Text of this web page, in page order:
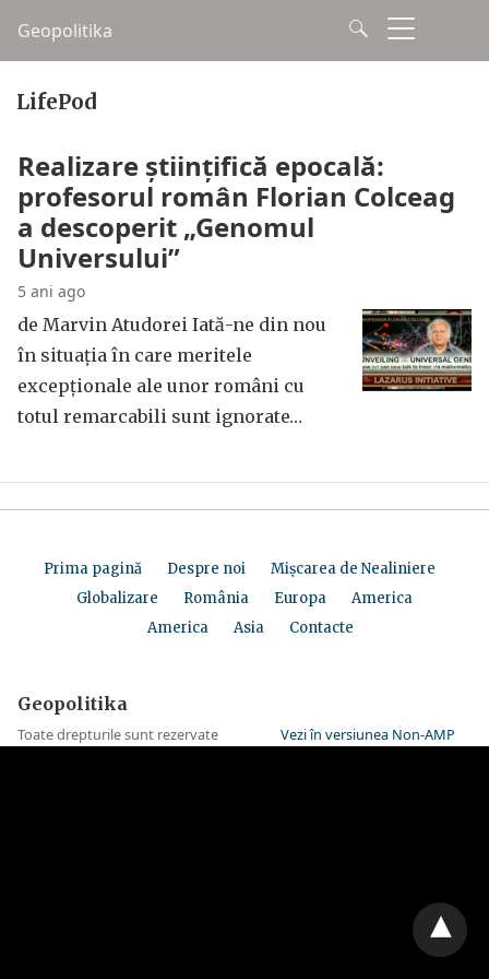
Geopolitika
LifePod
Realizare științifică epocală:
profesorul român Florian Colceag
a descoperit „Genomul
Universului”
5 ani ago
de Marvin Atudorei Iată-ne din nou
în situația în care meritele
excepționale ale unor români cu
totul remarcabili sunt ignorate…
Prima pagină Despre noi
Mișcarea de Nealiniere
Globalizare
România Europa
America
America
Asia Contacte
Geopolitika
Toate drepturile sunt rezervate Vezi în versiunea Non-AMP